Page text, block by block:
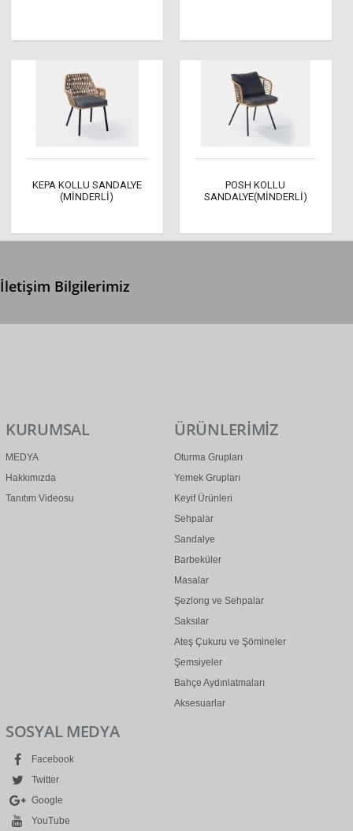
KEPA KOLLU SANDALYE
(MİNDERLİ)
POSH KOLLU
SANDALYE(MİNDERLİ)
İletişim Bilgilerimiz
KURUMSAL
MEDYA
Hakkımızda
Tanıtım Videosu
ÜRÜNLERİMİZ
Oturma Grupları
Yemek Grupları
Keyif Ürünleri
Sehpalar
Sandalye
Barbeküler
Masalar
Şezlong ve Sehpalar
Saksılar
Ateş Çukuru ve Şömineler
Şemsiyeler
Bahçe Aydınlatmaları
Aksesuarlar
SOSYAL MEDYA
Facebook
Twitter
Google
YouTube